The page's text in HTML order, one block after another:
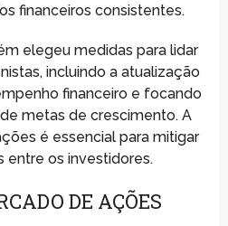
financeiros consistentes.
elegeu medidas para lidar
incluindo a atualização
financeiro e focando
metas de crescimento. A
é essencial para mitigar
entre os investidores.
DE AÇÕES